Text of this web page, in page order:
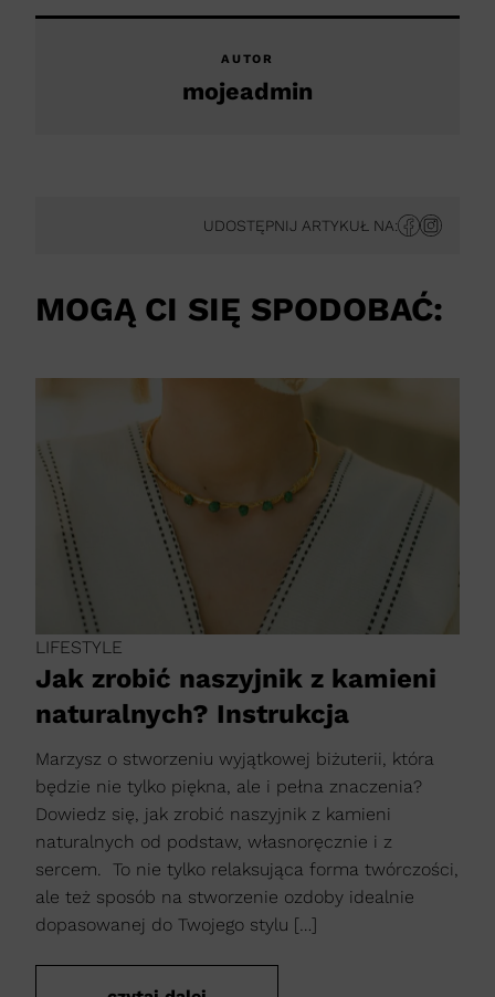
AUTOR
mojeadmin
UDOSTĘPNIJ ARTYKUŁ NA:
MOGĄ CI SIĘ SPODOBAĆ:
LIFESTYLE
Jak zrobić naszyjnik z kamieni
naturalnych? Instrukcja
Marzysz o stworzeniu wyjątkowej biżuterii, która
będzie nie tylko piękna, ale i pełna znaczenia?
Dowiedz się, jak zrobić naszyjnik z kamieni
naturalnych od podstaw, własnoręcznie i z
sercem. To nie tylko relaksująca forma twórczości,
ale też sposób na stworzenie ozdoby idealnie
dopasowanej do Twojego stylu […]